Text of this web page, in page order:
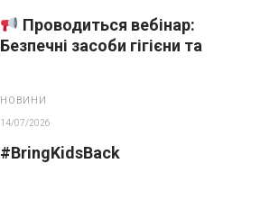
Проводиться вебінар:
Безпечні засоби гігієни та
НОВИНИ
14/07/2026
#BringKidsBack